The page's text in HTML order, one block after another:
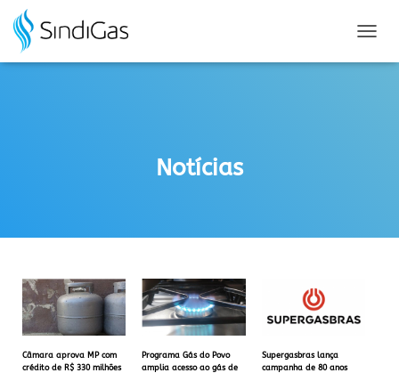
for:
L
Notícias
Câmara aprova MP com
crédito de R$ 330 milhões
Programa Gás do Povo
amplia acesso ao gás de
Supergasbras lança
campanha de 80 anos